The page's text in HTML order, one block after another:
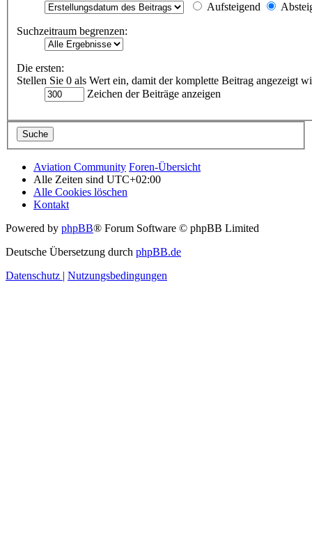
Aufsteigend
Suchzeitraum begrenzen:
Die ersten:
Stellen Sie 0 als Wert ein, damit der komplette Beitrag angezeigt
Zeichen der Beiträge anzeigen
Aviation Community Foren-Übersicht
Alle Zeiten sind UTC+02:00
Alle Cookies löschen
Kontakt
Powered by phpBB® Forum Software © phpBB Limited
Deutsche Übersetzung durch phpBB.de
Datenschutz | Nutzungsbedingungen